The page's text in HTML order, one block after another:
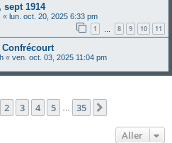
1914
« lun. oct. 20, 2025 6:33 pm
1 8 9 10 11
« ven. oct. 03, 2025 11:04 pm
1sur35
2 3 4 5 … 35
Aller